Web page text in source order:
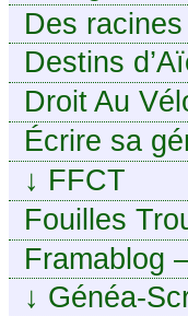
Des
Destins
Droit Au
Sambre-
Écrire sa
sans stress
↓ FFCT
Fouilles
Framablog
mais la
↓ Généa-